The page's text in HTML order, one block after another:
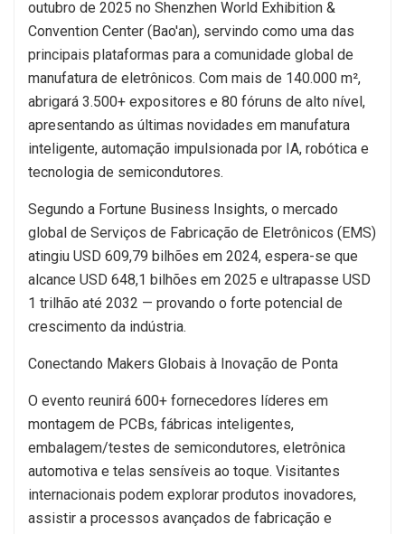
outubro de 2025 no Shenzhen World Exhibition &
Convention Center (Bao'an), servindo como uma das
principais plataformas para a comunidade global de
manufatura de eletrônicos. Com mais de 140.000 m²,
abrigará 3.500+ expositores e 80 fóruns de alto nível,
apresentando as últimas novidades em manufatura
inteligente, automação impulsionada por IA, robótica e
tecnologia de semicondutores.
Segundo a Fortune Business Insights, o mercado
global de Serviços de Fabricação de Eletrônicos (EMS)
atingiu USD 609,79 bilhões em 2024, espera-se que
alcance USD 648,1 bilhões em 2025 e ultrapasse USD
1 trilhão até 2032 — provando o forte potencial de
crescimento da indústria.
Conectando Makers Globais à Inovação de Ponta
O evento reunirá 600+ fornecedores líderes em
montagem de PCBs, fábricas inteligentes,
embalagem/testes de semicondutores, eletrônica
automotiva e telas sensíveis ao toque. Visitantes
internacionais podem explorar produtos inovadores,
assistir a processos avançados de fabricação e